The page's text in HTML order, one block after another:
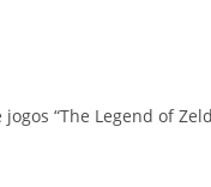
“The Legend of